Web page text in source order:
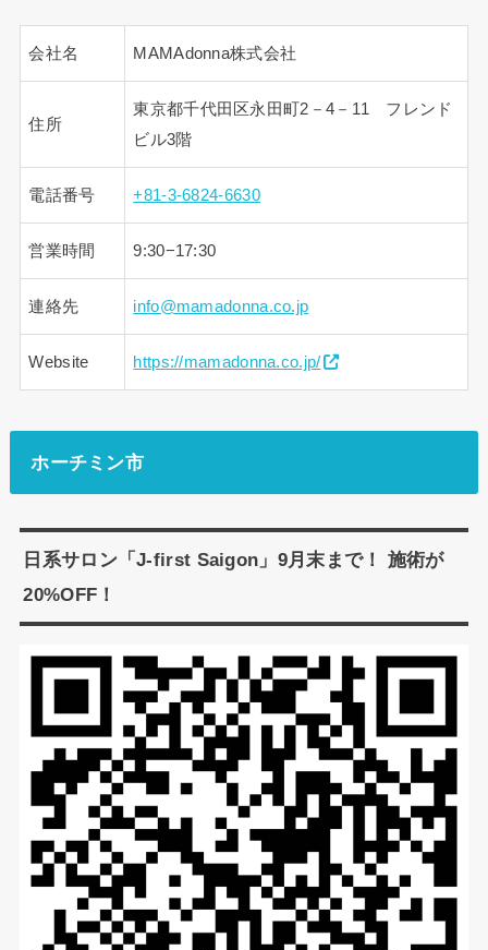
会社名 MAMAdonna株式会社
住所
東京都千代田区永田町2－4－11 フレンド
ビル3階
電話番号 +81-3-6824-6630
営業時間 9:30−17:30
連絡先 info@mamadonna.co.jp
Website https://mamadonna.co.jp/
ホーチミン市
日系サロン「J-first Saigon」9月末まで！ 施術が
20%OFF！